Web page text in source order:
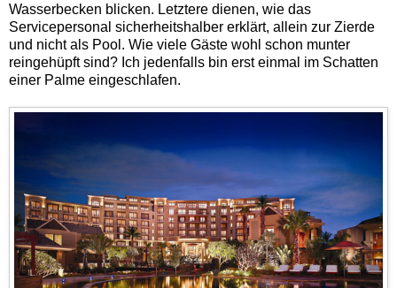
Wasserbecken blicken. Letztere dienen, wie das
Servicepersonal sicherheitshalber erklärt, allein zur Zierde
und nicht als Pool. Wie viele Gäste wohl schon munter
reingehüpft sind? Ich jedenfalls bin erst einmal im Schatten
einer Palme eingeschlafen.